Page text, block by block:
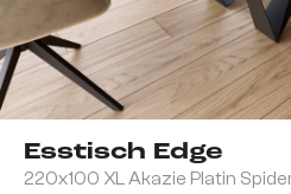
Esstisch Edge
220x100 XL Akazie Platin